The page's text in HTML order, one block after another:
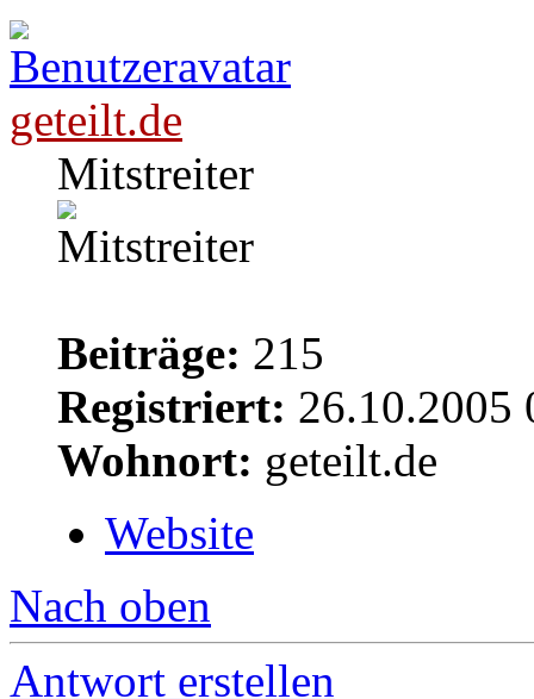
geteilt.de
Mitstreiter
Beiträge: 215
Registriert: 26.10.2005
Wohnort: geteilt.de
Website
Nach oben
Antwort erstellen